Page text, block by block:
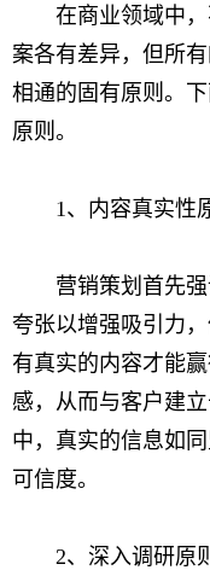
在商业领域中，
案各有差异，但所
相通的固有原则。
原则。
1、内容真实性
营销策划首先强
夸张以增强吸引力
有真实的内容才能
感，从而与客户建
中，真实的信息如
可信度。
2、深入调研原